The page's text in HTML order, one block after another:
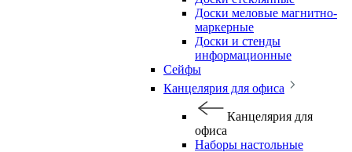
Доски меловые магнитно-
маркерные
Доски и стенды
информационные
Сейфы
Канцелярия для офиса
Канцелярия для
офиса
Наборы настольные